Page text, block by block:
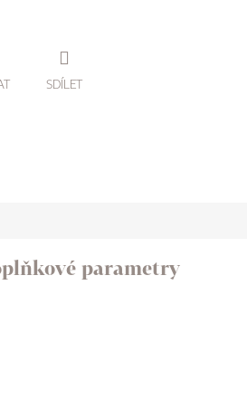
SDÍLET
parametry